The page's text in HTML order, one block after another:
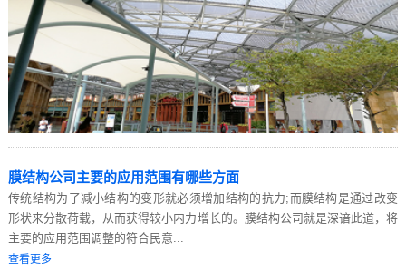
膜结构公司主要的应用范围有哪些方面
传统结构为了减小结构的变形就必须增加结构的抗力;而膜结构是通过改变
形状来分散荷载，从而获得较小内力增长的。膜结构公司就是深谙此道，将
主要的应用范围调整的符合民意...
查看更多